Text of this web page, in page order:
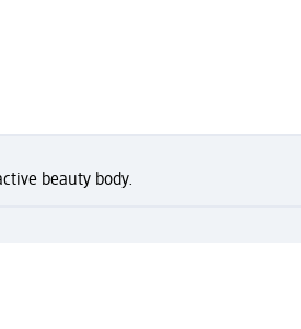
beauty body.